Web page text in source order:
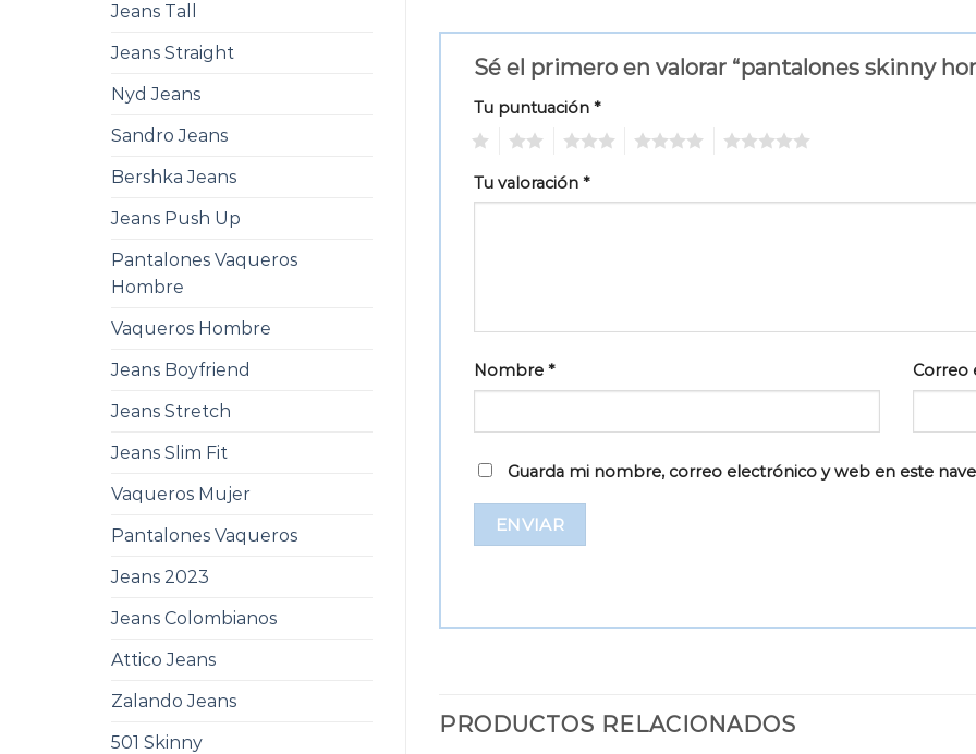
Jeans Tall
Jeans Straight
Nyd Jeans
Sandro Jeans
Bershka Jeans
Jeans Push Up
Pantalones Vaqueros
Hombre
Vaqueros Hombre
Jeans Boyfriend
Jeans Stretch
Jeans Slim Fit
Vaqueros Mujer
Pantalones Vaqueros
Jeans 2023
Jeans Colombianos
Attico Jeans
Zalando Jeans
501 Skinny
Sé el primero en valorar “pantalones skinny
Tu puntuación *
Tu valoración *
Nombre * Correo
Guarda mi nombre, correo electrónico y web en este
PRODUCTOS RELACIONADOS